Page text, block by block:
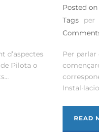
d’aspectes
Pilota o
Posted on
Tags
per
Per parlar
READ